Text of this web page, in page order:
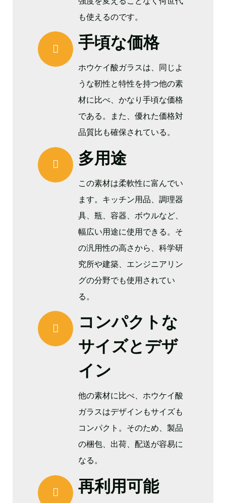
も使えるのです。
手頃な価格
ホウケイ酸ガラスは、同じよ
うな靭性と特性を持つ他の素
材に比べ、かなり手頃な価格
である。また、優れた価格対
品質比も確保されている。
多用途
この素材は柔軟性に富んでい
ます。キッチン用品、調理器
具、瓶、容器、ボウルなど、
幅広い用途に使用できる。そ
の汎用性の高さから、科学研
究所や建築、エンジニアリン
グの分野でも使用されてい
る。
コンパクトな
サイズとデザ
イン
他の素材に比べ、ホウケイ酸
ガラスはデザインもサイズも
コンパクト。そのため、製品
の梱包、出荷、配送が容易に
なる。
再利用可能